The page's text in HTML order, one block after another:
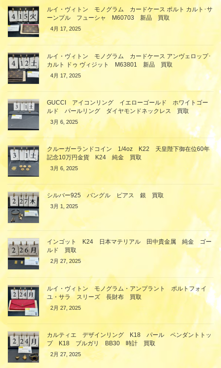
ルイ・ヴィトン モノグラム カードケース ポルト カルト･サ
ーンプル フューシャ M60703 新品 買取
4月 17, 2025
ルイ・ヴィトン モノグラム カードケース アンヴェロップ･
カルト ドゥ ヴィジット M63801 新品 買取
4月 17, 2025
GUCCI アイコンリング イエローゴールド ホワイトゴー
ルド パールリング ダイヤモンドネックレス 買取
3月 6, 2025
クルーガーランドコイン 1/4oz K22 天皇陛下御在位60年
記念10万円金貨 K24 純金 買取
3月 6, 2025
シルバー925 バングル ピアス 銀 買取
3月 1, 2025
インゴット K24 日本マテリアル 田中貴金属 純金 ゴー
ルド 買取
2月 27, 2025
ルイ・ヴィトン モノグラム・アンプラント ポルトフォイ
ユ・サラ スリーズ 長財布 買取
2月 27, 2025
カルティエ デザインリング K18 パール ペンダントトッ
プ K18 ブルガリ BB30 時計 買取
2月 27, 2025